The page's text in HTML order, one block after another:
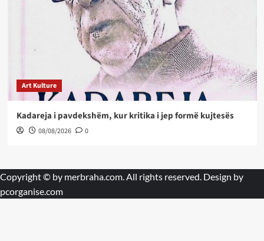
Art Kulture
Kadareja i pavdekshëm, kur kritika i jep formë kujtesës
08/08/2026 0
Copyright © by merbraha.com . All rights reserved. Design by
pcorganise.com